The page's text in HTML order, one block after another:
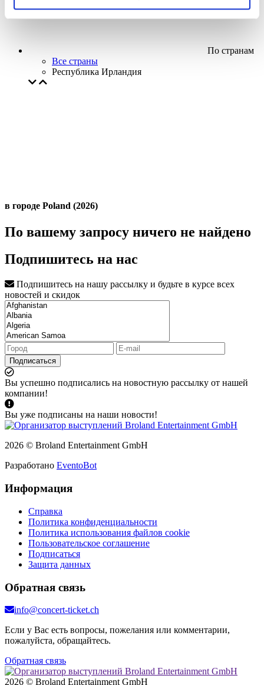
По странам
Все страны
Республика Ирландия
в городе Poland (2026)
По вашему запросу ничего не найдено
Подпишитесь на нас
Подпишитесь на нашу рассылку и будьте в курсе всех
новостей и скидок
Подписаться
Вы успешно подписались на новостную рассылку от нашей
компании!
Вы уже подписаны на наши новости!
2026 © Broland Entertainment GmbH
Разработано EventoBot
Информация
Справка
Политика конфиденциальности
Политика использования файлов cookie
Пользовательское соглашение
Подписаться
Защита данных
Обратная связь
info@concert-ticket.ch
Если у Вас есть вопросы, пожелания или комментарии,
пожалуйста, обращайтесь.
Обратная связь
2026 © Broland Entertainment GmbH